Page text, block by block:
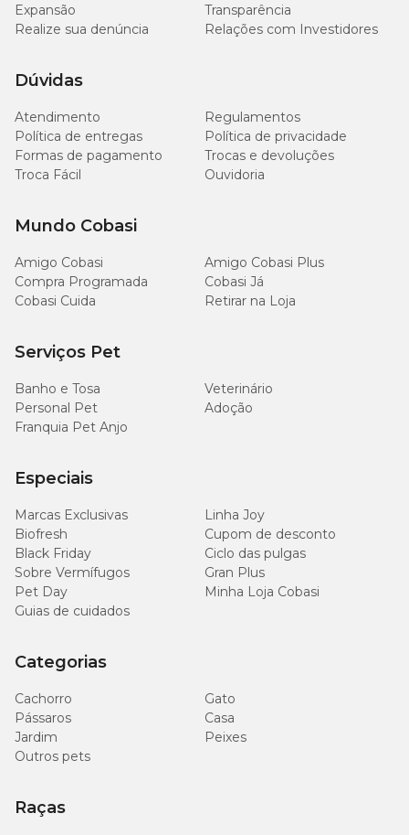
Expansão
Transparência
Realize sua denúncia
Relações com Investidores
Dúvidas
Atendimento
Regulamentos
Política de entregas
Política de privacidade
Formas de pagamento
Trocas e devoluções
Troca Fácil
Ouvidoria
Mundo Cobasi
Amigo Cobasi
Amigo Cobasi Plus
Compra Programada
Cobasi Já
Cobasi Cuida
Retirar na Loja
Serviços Pet
Banho e Tosa
Veterinário
Personal Pet
Adoção
Franquia Pet Anjo
Especiais
Marcas Exclusivas
Linha Joy
Biofresh
Cupom de desconto
Black Friday
Ciclo das pulgas
Sobre Vermífugos
Gran Plus
Pet Day
Minha Loja Cobasi
Guias de cuidados
Categorias
Cachorro
Gato
Pássaros
Casa
Jardim
Peixes
Outros pets
Raças